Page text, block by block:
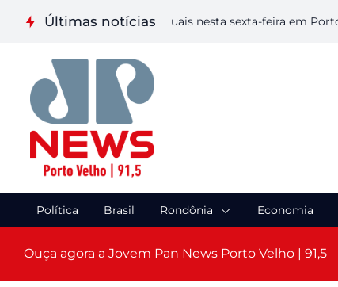
Últimas notícias
etapa de Artes Visuais nesta sexta-feira em Porto Velho
Política Brasil Rondônia Economia
Ouça agora a Jovem Pan News Porto Velho | 91,5